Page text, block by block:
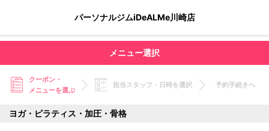
パーソナルジムiDeALMe川崎店
メニュー選択
クーポン・
メニューを選ぶ
担当スタッフ・日時を選択 予約手続きへ
ヨガ・ピラティス・加圧・骨格